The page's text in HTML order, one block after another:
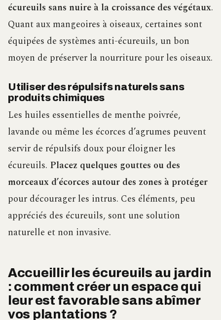
écureuils sans nuire à la croissance des végétaux.
Quant aux mangeoires à oiseaux, certaines sont
équipées de systèmes anti-écureuils, un bon
moyen de préserver la nourriture pour les oiseaux.
Utiliser des répulsifs naturels sans
produits chimiques
Les huiles essentielles de menthe poivrée,
lavande ou même les écorces d’agrumes peuvent
servir de répulsifs doux pour éloigner les
écureuils. Placez quelques gouttes ou des
morceaux d’écorces autour des zones à protéger
pour décourager les intrus. Ces éléments, peu
appréciés des écureuils, sont une solution
naturelle et non invasive.
Accueillir les écureuils au jardin
: comment créer un espace qui
leur est favorable sans abîmer
vos plantations ?